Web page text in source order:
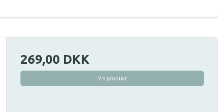
269,00 DKK
Vis produkt